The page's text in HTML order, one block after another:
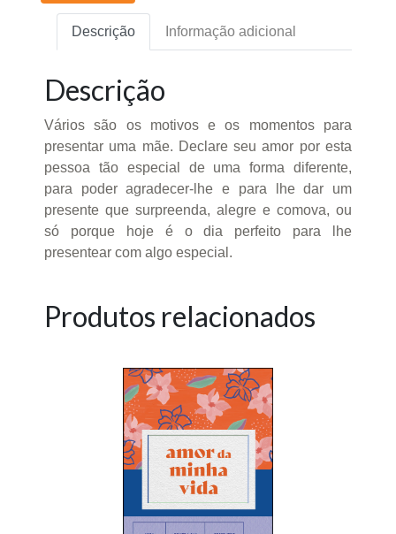
Descrição Informação adicional
Descrição
Vários são os motivos e os momentos para
presentar uma mãe. Declare seu amor por esta
pessoa tão especial de uma forma diferente,
para poder agradecer-lhe e para lhe dar um
presente que surpreenda, alegre e comova, ou
só porque hoje é o dia perfeito para lhe
presentear com algo especial.
Produtos relacionados